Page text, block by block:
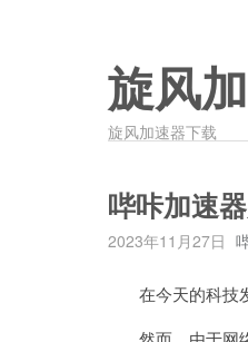
旋风
旋风加速器下载
哔咔加速
2023年11月27日
在今天的科技发